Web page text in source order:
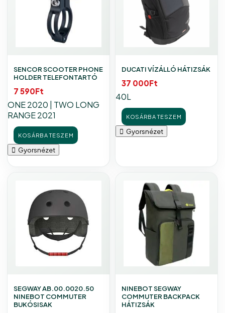
SENCOR SCOOTER PHONE
HOLDER TELEFONTARTÓ
7 590Ft
ONE 2020 | TWO LONG
RANGE 2021
KOSÁRBA TESZEM
Gyorsnézet
DUCATI VÍZÁLLÓ HÁTIZSÁK
37 000Ft
40L
KOSÁRBA TESZEM
Gyorsnézet
SEGWAY AB.00.0020.50
NINEBOT COMMUTER
BUKÓSISAK
NINEBOT SEGWAY
COMMUTER BACKPACK
HÁTIZSÁK